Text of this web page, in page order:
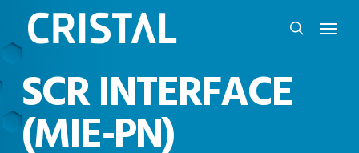
main
content
search
Menu
SCR INTERFACE
(MIE-PN)